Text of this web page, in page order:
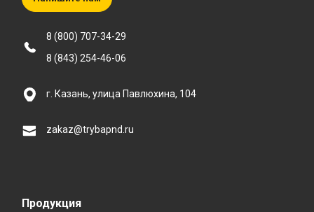
Продукция
8 (800) 707-34-29
8 (843) 254-46-06
г. Казань, улица Павлюхина, 104
zakaz@trybapnd.ru